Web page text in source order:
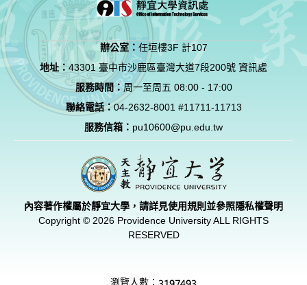
瀏覽人數：
辦公室： 任垣樓3F 計107
地址：43301 臺中市沙鹿區臺灣大道7段200號 資訊處
服務時間：周一至周五 08:00 - 17:00
聯絡電話：04-2632-8001 #11711-11713
服務信箱： pu10600@pu.edu.tw
內容著作權屬於靜宜大學，請詳見使用規則並參照隱私權聲明
Copyright © 2026 Providence University ALL RIGHTS
RESERVED